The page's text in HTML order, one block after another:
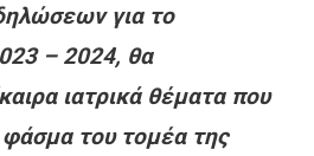
για το
– 2024, θα
ιατρικά θέματα που
του τομέα της